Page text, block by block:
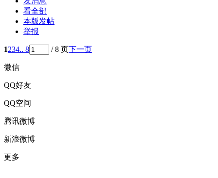
看全部
本版发帖
举报
1234.. 8 / 8 页下一页
微信
QQ好友
QQ空间
腾讯微博
新浪微博
更多